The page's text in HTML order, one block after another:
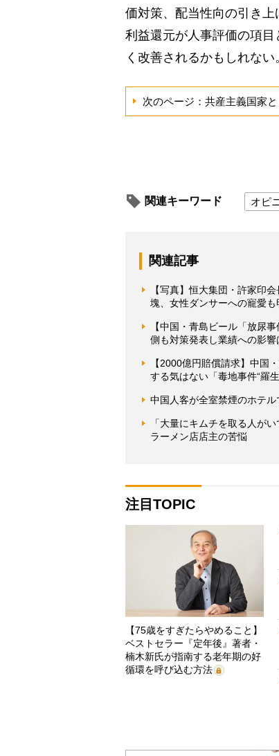
価対策、配当性向の引き
利益還元が人事評価の項
く改善されるかもしれない
次のページ：共産主義国家
関連キーワード オピ
関連記事
【写真】恒大集団・許家印
塊、女性ダンサーへの寵愛も
【中国・青島ビール「放尿
側も対策発表し業績への影響
【2000億円賠償請求】中
する気はない「毒地事件“羅生
中国人客が全室禁煙のホテ
「大量にキムチを取る人が
ラーメン店店主の苦悩
注目TOPIC
【75歳をすぎたらやめること】
ベストセラー『定年後』著者・
楠木新氏が指南する老年期の好
循環を呼び込む方法